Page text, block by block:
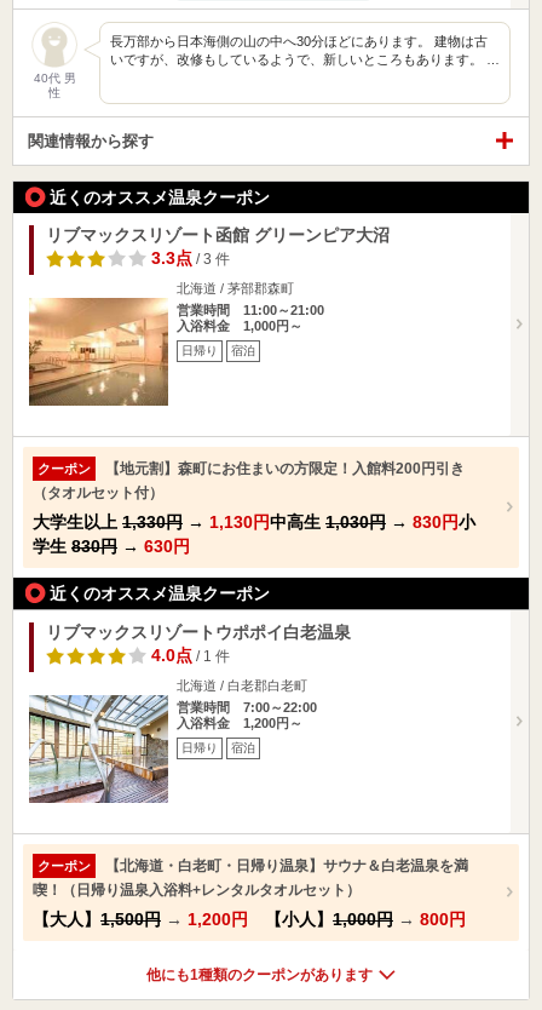
40代 男
性
長万部から日本海側の山の中へ30分ほどにあります。 建物は古
いですが、改修もしているようで、新しいところもあります。 …
関連情報から探す
近くのオススメ温泉クーポン
リブマックスリゾート函館 グリーンピア大沼
3.3点/ 3 件
北海道 / 茅部郡森町
営業時間 11:00～21:00
入浴料金 1,000円～
日帰り 宿泊
クーポン
【地元割】森町にお住まいの方限定！入館料200円引き
（タオルセット付）
大学生以上 1,330円 → 1,130円中高生 1,030円 → 830円小
学生 830円 → 630円
近くのオススメ温泉クーポン
リブマックスリゾートウポポイ白老温泉
4.0点/ 1 件
北海道 / 白老郡白老町
営業時間 7:00～22:00
入浴料金 1,200円～
日帰り 宿泊
クーポン
【北海道・白老町・日帰り温泉】サウナ＆白老温泉を満
喫！（日帰り温泉入浴料+レンタルタオルセット）
【大人】 1,500円 → 1,200円 【小人】 1,000円 → 800円
他にも1種類のクーポンがあります